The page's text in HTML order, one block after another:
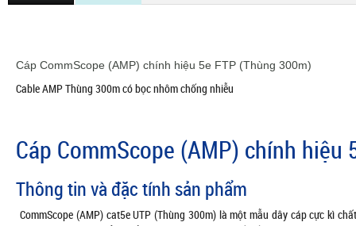
Cáp CommScope (AMP) chính hiệu 5e FTP (Thùng 300m)
Cable AMP Thùng 300m có bọc nhôm chống nhiễu
Cáp CommScope (AMP) chính hiệu
Thông tin và đặc tính sản phẩm
CommScope (AMP) cat5e UTP (Thùng 300m) là một mẫu dây cáp cực kì